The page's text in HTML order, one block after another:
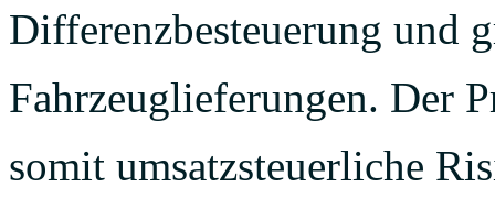
Differenzbesteuerung und
Fahrzeuglieferungen. Der
somit umsatzsteuerliche